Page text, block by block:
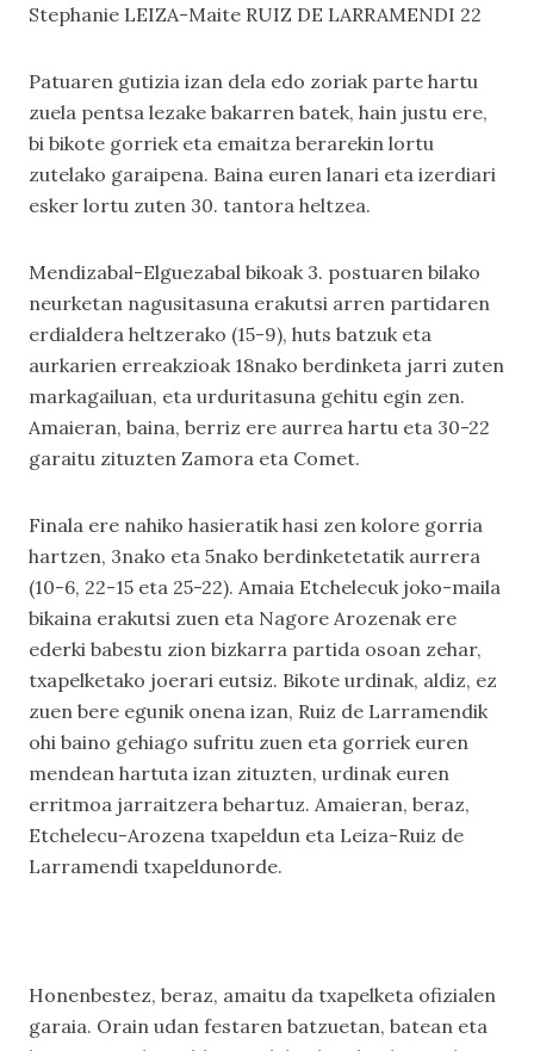
Stephanie LEIZA-Maite RUIZ DE LARRAMENDI 22
Patuaren gutizia izan dela edo zoriak parte hartu
zuela pentsa lezake bakarren batek, hain justu ere,
bi bikote gorriek eta emaitza berarekin lortu
zutelako garaipena. Baina euren lanari eta izerdiari
esker lortu zuten 30. tantora heltzea.
Mendizabal-Elguezabal bikoak 3. postuaren bilako
neurketan nagusitasuna erakutsi arren partidaren
erdialdera heltzerako (15-9), huts batzuk eta
aurkarien erreakzioak 18nako berdinketa jarri zuten
markagailuan, eta urduritasuna gehitu egin zen.
Amaieran, baina, berriz ere aurrea hartu eta 30-22
garaitu zituzten Zamora eta Comet.
Finala ere nahiko hasieratik hasi zen kolore gorria
hartzen, 3nako eta 5nako berdinketetatik aurrera
(10-6, 22-15 eta 25-22). Amaia Etchelecuk joko-maila
bikaina erakutsi zuen eta Nagore Arozenak ere
ederki babestu zion bizkarra partida osoan zehar,
txapelketako joerari eutsiz. Bikote urdinak, aldiz, ez
zuen bere egunik onena izan, Ruiz de Larramendik
ohi baino gehiago sufritu zuen eta gorriek euren
mendean hartuta izan zituzten, urdinak euren
erritmoa jarraitzera behartuz. Amaieran, beraz,
Etchelecu-Arozena txapeldun eta Leiza-Ruiz de
Larramendi txapeldunorde.
Honenbestez, beraz, amaitu da txapelketa ofizialen
garaia. Orain udan festaren batzuetan, batean eta